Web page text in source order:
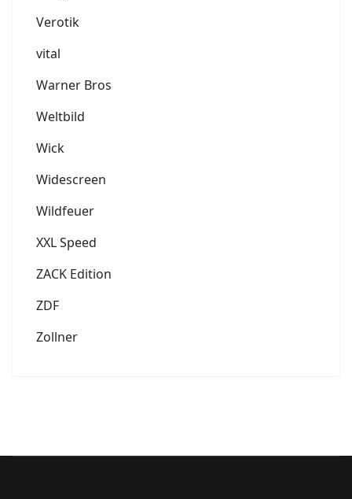
Verotik
vital
Warner Bros
Weltbild
Wick
Widescreen
Wildfeuer
XXL Speed
ZACK Edition
ZDF
Zollner